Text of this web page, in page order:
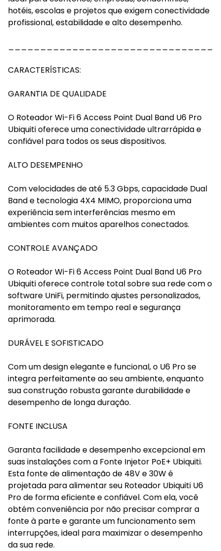
hotéis, escolas e projetos que exigem conectividade
profissional, estabilidade e alto desempenho.
CARACTERÍSTICAS:
GARANTIA DE QUALIDADE
O Roteador Wi-Fi 6 Access Point Dual Band U6 Pro
Ubiquiti oferece uma conectividade ultrarrápida e
confiável para todos os seus dispositivos.
ALTO DESEMPENHO
Com velocidades de até 5.3 Gbps, capacidade Dual
Band e tecnologia 4X4 MIMO, proporciona uma
experiência sem interferências mesmo em
ambientes com muitos aparelhos conectados.
CONTROLE AVANÇADO
O Roteador Wi-Fi 6 Access Point Dual Band U6 Pro
Ubiquiti oferece controle total sobre sua rede com o
software UniFi, permitindo ajustes personalizados,
monitoramento em tempo real e segurança
aprimorada.
DURÁVEL E SOFISTICADO
Com um design elegante e funcional, o U6 Pro se
integra perfeitamente ao seu ambiente, enquanto
sua construção robusta garante durabilidade e
desempenho de longa duração.
FONTE INCLUSA
Garanta facilidade e desempenho excepcional em
suas instalações com a Fonte Injetor PoE+ Ubiquiti.
Esta fonte de alimentação de 48V e 30W é
projetada para alimentar seu Roteador Ubiquiti U6
Pro de forma eficiente e confiável. Com ela, você
obtém conveniência por não precisar comprar a
fonte à parte e garante um funcionamento sem
interrupções, ideal para maximizar o desempenho
da sua rede.